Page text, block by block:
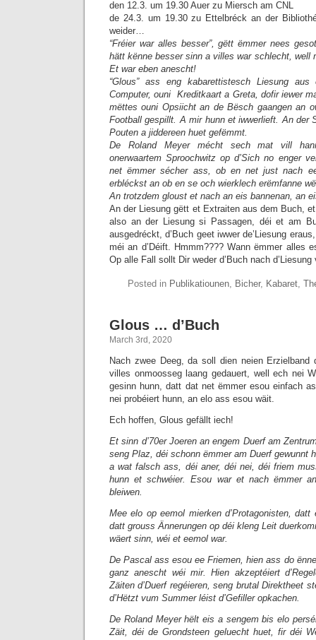
den 12.3. um 19.30 Auer zu Miersch am CNL
de 24.3. um 19.30 zu Ettelbréck an der
weider…
“Fréier war alles besser”, gëtt ëmmer nees
hätt kënne besser sinn a villes war schlecht, well
Et war eben anescht!
“Glous” ass eng kabarettistesch Liesung
Computer, ouni Kreditkaart a Greta, dofir iewer
mëttes ouni Opsiicht an de Bësch gaangen an
Football gespillt. A mir hunn et iwwerlieft. An der
Pouten a jiddereen huet gefëmmt.
De Roland Meyer mécht sech mat vill
onerwaartem Sproochwitz op d’Sich no enger
net ëmmer sécher ass, ob en net just nach
erbléckst an ob en se och wierklech erëmfanne
An trotzdem gloust et nach an eis bannenan, an
An der Liesung gëtt et Extraiten aus dem Buch,
also an der Liesung si Passagen, déi et am
ausgedréckt, d’Buch geet iwwer de’Liesung
méi an d’Déift. Hmmm???? Wann ëmmer alles
Op alle Fall sollt Dir weder d’Buch nach d’Liesung
Posted in Publikatiounen, Bicher, Kabaret,
Glous … d’Buch
March 3rd, 2020
Nach zwee Deeg, da soll dien neien
villes onmoosseg laang gedauert, well ech nei
gesinn hunn, datt dat net ëmmer esou einfach
nei probéiert hunn, an elo ass esou wäit.
Ech hoffen, Glous gefällt iech!
Et sinn d’70er Joeren an engem Duerf am
seng Plaz, déi schonn ëmmer am Duerf gewunnt
a wat falsch ass, déi aner, déi nei, déi friem
hunn et schwéier. Esou war et nach ëmmer
bleiwen.
Mee elo op eemol mierken d’Protagonisten, datt
datt grouss Ännerungen op déi kleng Leit
wäert sinn, wéi et eemol war.
De Pascal ass esou ee Friemen, hien ass do
ganz anescht wéi mir. Hien akzeptéiert
Zäiten d’Duerf regéieren, seng brutal Direktheet
d’Hëtzt vum Summer léist d’Gefiller opkachen.
De Roland Meyer hëlt eis a sengem bis elo
Zäit, déi de Grondsteen geluecht huet, fir déi